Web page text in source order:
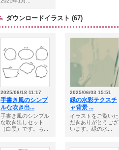
ダウンロードイラスト (67)
2025/06/18 11:17
手書き風のシンプ
ルな吹き出...
手書き風のシンプル
な吹き出しセット
（白黒）です。ち...
2025/06/03 15:51
緑の水彩テクスチ
ャ背景 ...
イラストをご覧いた
だきありがとうござ
います。緑の水...